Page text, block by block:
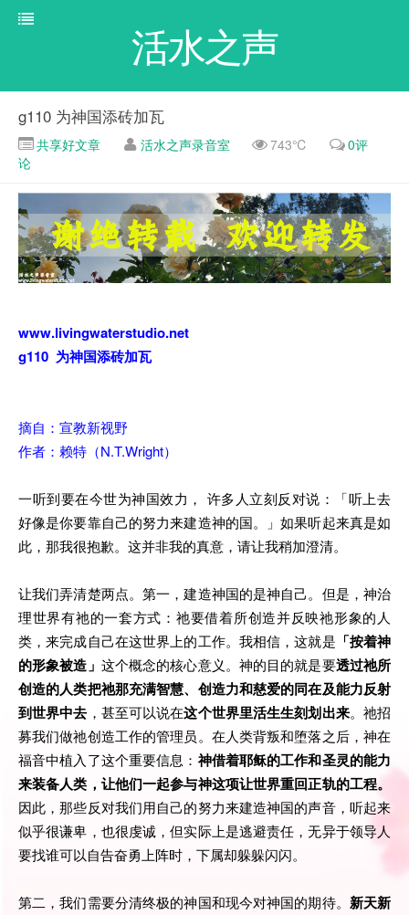
活水之声
g110 为神国添砖加瓦
共享好文章 活水之声录音室 743℃
0评
论
www.livingwaterstudio.net
g110 为神国添砖加瓦
摘自：宣教新视野
作者：赖特（N.T.Wright）
一听到要在今世为神国效力， 许多人立刻反对说：「听上去
好像是你要靠自己的努力来建造神的国。」如果听起来真是如
此，那我很抱歉。这并非我的真意，请让我稍加澄清。
让我们弄清楚两点。第一，建造神国的是神自己。但是，神治
理世界有祂的一套方式：祂要借着所创造并反映祂形象的人
类，来完成自己在这世界上的工作。我相信，这就是 「按着神
的形象被造」 这个概念的核心意义。神的目的就是要透过祂所
创造的人类把祂那充满智慧、创造力和慈爱的同在及能力反射
到世界中去 ，甚至可以说在这个世界里活生生刻划出来。祂招
募我们做祂创造工作的管理员。在人类背叛和堕落之后，神在
福音中植入了这个重要信息： 神借着耶稣的工作和圣灵的能力
来装备人类，让他们一起参与神这项让世界重回正轨的工程。
因此，那些反对我们用自己的努力来建造神国的声音，听起来
似乎很谦卑，也很虔诚，但实际上是逃避责任，无异于领导人
要找谁可以自告奋勇上阵时，下属却躲躲闪闪。
第二，我们需要分清终极的神国和现今对神国的期待。 新天新